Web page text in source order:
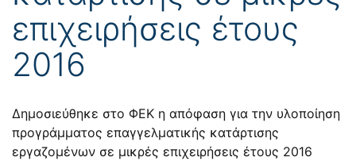
επιχειρήσεις έτους
2016
Δημοσιεύθηκε στο ΦΕΚ η απόφαση για την υλοποίηση
προγράμματος επαγγελματικής κατάρτισης
εργαζομένων σε μικρές επιχειρήσεις έτους 2016